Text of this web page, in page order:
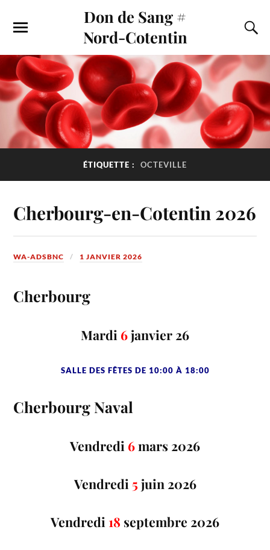
Don de Sang #
Nord-Cotentin
ÉTIQUETTE : OCTEVILLE
Cherbourg-en-Cotentin 2026
WA-ADSBNC 1 JANVIER 2026
Cherbourg
Mardi 6janvier 26
SALLE DES FÊTES DE 10:00 À 18:00
Cherbourg Naval
Vendredi 6mars 2026
Vendredi 5 juin 2026
Vendredi 18 septembre 2026